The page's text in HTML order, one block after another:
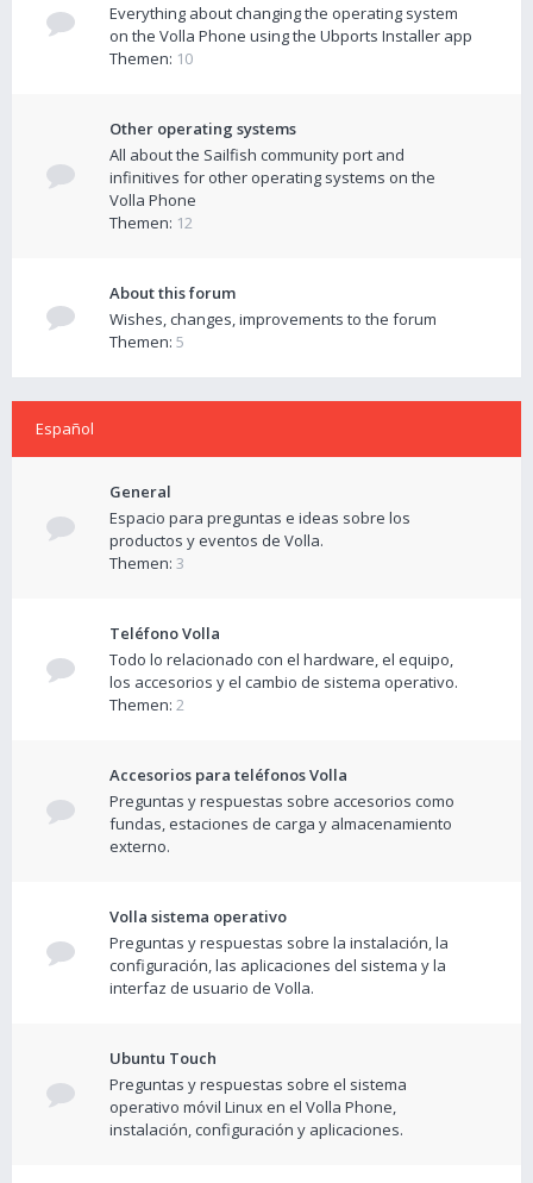
Everything about changing the operating system
on the Volla Phone using the Ubports Installer app
Themen: 10
Other operating systems
All about the Sailfish community port and
infinitives for other operating systems on the
Volla Phone
Themen: 12
About this forum
Wishes, changes, improvements to the forum
Themen: 5
Español
General
Espacio para preguntas e ideas sobre los
productos y eventos de Volla.
Themen: 3
Teléfono Volla
Todo lo relacionado con el hardware, el equipo,
los accesorios y el cambio de sistema operativo.
Themen: 2
Accesorios para teléfonos Volla
Preguntas y respuestas sobre accesorios como
fundas, estaciones de carga y almacenamiento
externo.
Volla sistema operativo
Preguntas y respuestas sobre la instalación, la
configuración, las aplicaciones del sistema y la
interfaz de usuario de Volla.
Ubuntu Touch
Preguntas y respuestas sobre el sistema
operativo móvil Linux en el Volla Phone,
instalación, configuración y aplicaciones.